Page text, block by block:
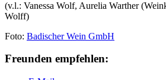
(v.l.: Vanessa Wolf, Aurelia Warther
Wolff)
Foto: Badischer Wein GmbH
Freunden empfehlen: